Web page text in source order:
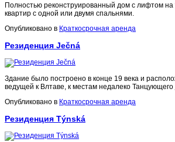
Полностью реконструированный дом с лифтом
квартир с одной или двумя спальнями.
Опубликовано в Краткосрочная аренда
Резиденция Ječná
Здание было построено в конце 19 века и
ведущей к Влтаве, к местам недалеко
Опубликовано в Краткосрочная аренда
Резиденция Týnská